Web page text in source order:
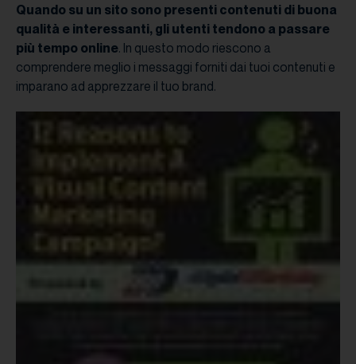
Quando su un sito sono presenti contenuti di buona
qualità e interessanti, gli utenti tendono a passare
più tempo online. In questo modo riescono a
comprendere meglio i messaggi forniti dai tuoi contenuti e
imparano ad apprezzare il tuo brand.